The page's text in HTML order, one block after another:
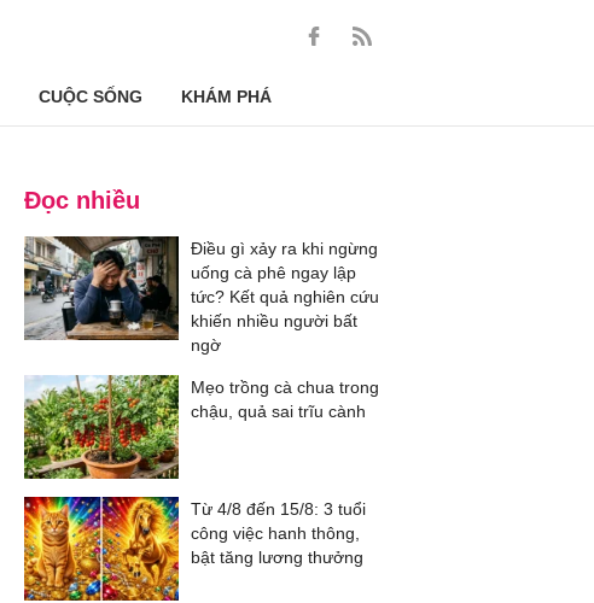
CUỘC SỐNG KHÁM PHÁ
Đọc nhiều
Điều gì xảy ra khi ngừng
uống cà phê ngay lập
tức? Kết quả nghiên cứu
khiến nhiều người bất
ngờ
Mẹo trồng cà chua trong
chậu, quả sai trĩu cành
Từ 4/8 đến 15/8: 3 tuổi
công việc hanh thông,
bật tăng lương thưởng